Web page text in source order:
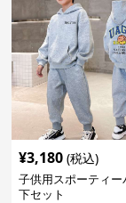
¥3,180 (税込)
子供用スポーティ
下セット